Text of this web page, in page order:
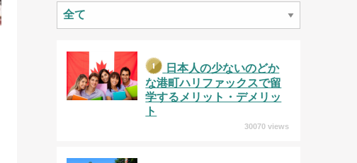
日本人の少ないのどか
な港町ハリファックスで留
学するメリット・デメリッ
ト
30070 views